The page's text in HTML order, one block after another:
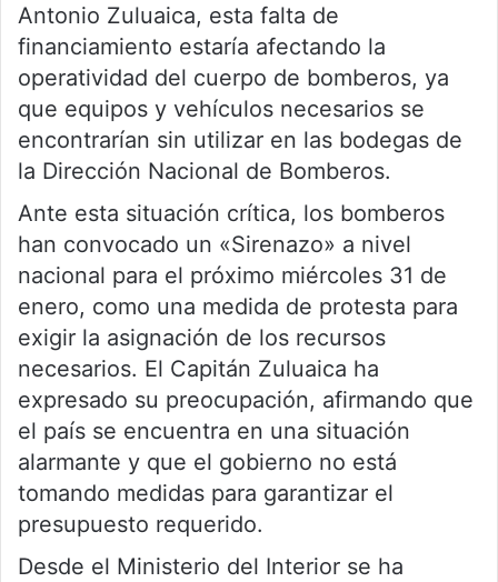
Antonio Zuluaica, esta falta de
financiamiento estaría afectando la
operatividad del cuerpo de bomberos, ya
que equipos y vehículos necesarios se
encontrarían sin utilizar en las bodegas de
la Dirección Nacional de Bomberos.
Ante esta situación crítica, los bomberos
han convocado un «Sirenazo» a nivel
nacional para el próximo miércoles 31 de
enero, como una medida de protesta para
exigir la asignación de los recursos
necesarios. El Capitán Zuluaica ha
expresado su preocupación, afirmando que
el país se encuentra en una situación
alarmante y que el gobierno no está
tomando medidas para garantizar el
presupuesto requerido.
Desde el Ministerio del Interior se ha